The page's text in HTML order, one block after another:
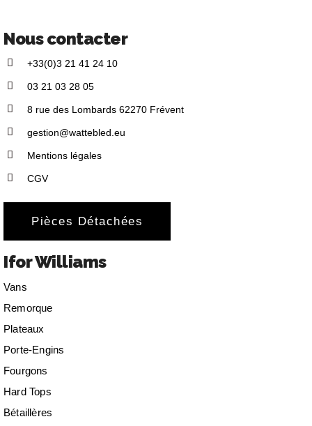
Nous contacter
+33(0)3 21 41 24 10
03 21 03 28 05
8 rue des Lombards 62270 Frévent
gestion@wattebled.eu
Mentions légales
CGV
Pièces Détachées
Ifor Williams
Vans
Remorque
Plateaux
Porte-Engins
Fourgons
Hard Tops
Bétaillères